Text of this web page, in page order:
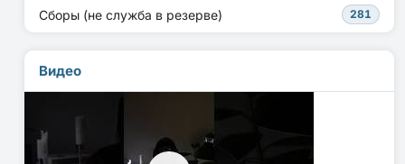
Сборы (не служба в резерве) 281
Видео